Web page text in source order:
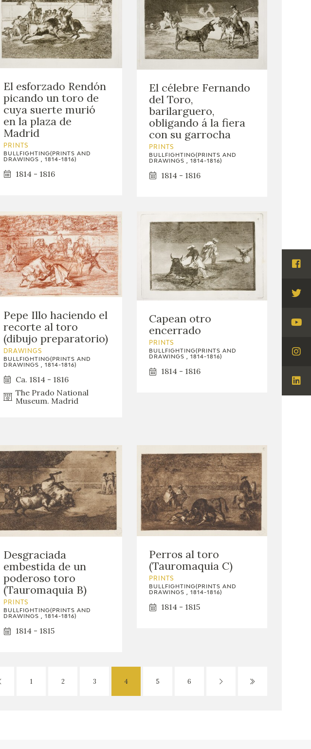
El esforzado Rendón
picando un toro de
cuya suerte murió
en la plaza de
Madrid
PRINTS
BULLFIGHTING(PRINTS AND
DRAWINGS , 1814-1816)
1814 - 1816
El célebre Fernando
del Toro,
barilarguero,
obligando á la fiera
con su garrocha
PRINTS
BULLFIGHTING(PRINTS AND
DRAWINGS , 1814-1816)
1814 - 1816
Pepe Illo haciendo el
recorte al toro
(dibujo preparatorio)
DRAWINGS
BULLFIGHTING(PRINTS AND
DRAWINGS , 1814-1816)
Ca. 1814 - 1816
The Prado National
Museum. Madrid
Capean otro
encerrado
PRINTS
BULLFIGHTING(PRINTS AND
DRAWINGS , 1814-1816)
1814 - 1816
Desgraciada
embestida de un
poderoso toro
(Tauromaquia B)
PRINTS
BULLFIGHTING(PRINTS AND
DRAWINGS , 1814-1816)
1814 - 1815
Perros al toro
(Tauromaquia C)
PRINTS
BULLFIGHTING(PRINTS AND
DRAWINGS , 1814-1816)
1814 - 1815
1 2 3 4 5 6